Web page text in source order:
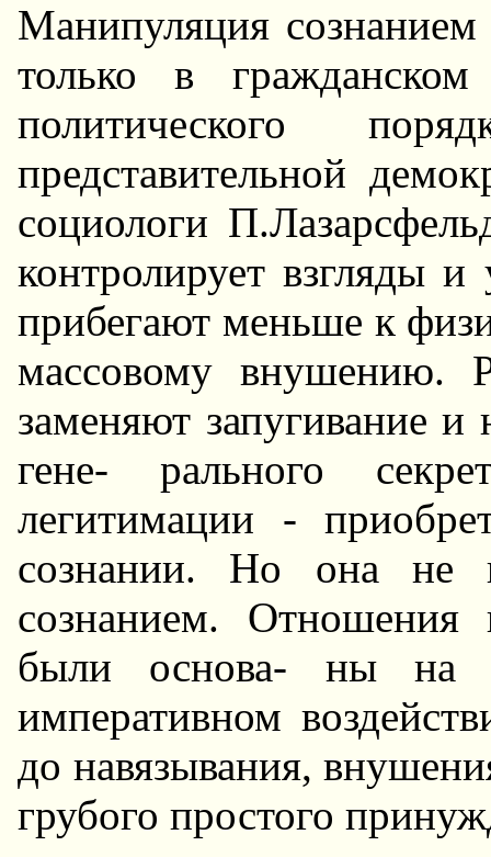
Манипуляция сознанием
только в
политического
представительной
социологи
контролирует взгляды
прибегают меньше к
массовому внушению.
заменяют запугивание
гене- рального
легитимации -
сознании. Hо она не
сознанием. Отношения
были основа- ны на
императивном
до навязывания,
грубого простого